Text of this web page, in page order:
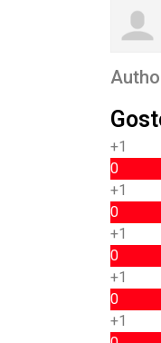
+1
0
+1
0
+1
0
+1
0
+1